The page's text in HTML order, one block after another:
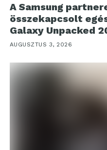
A Samsung
összekapcsolt
Galaxy Unpacked
AUGUSZTUS 3, 2026